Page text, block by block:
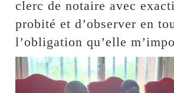
clerc de notaire avec
probité et d’observer en
l’obligation qu’elle